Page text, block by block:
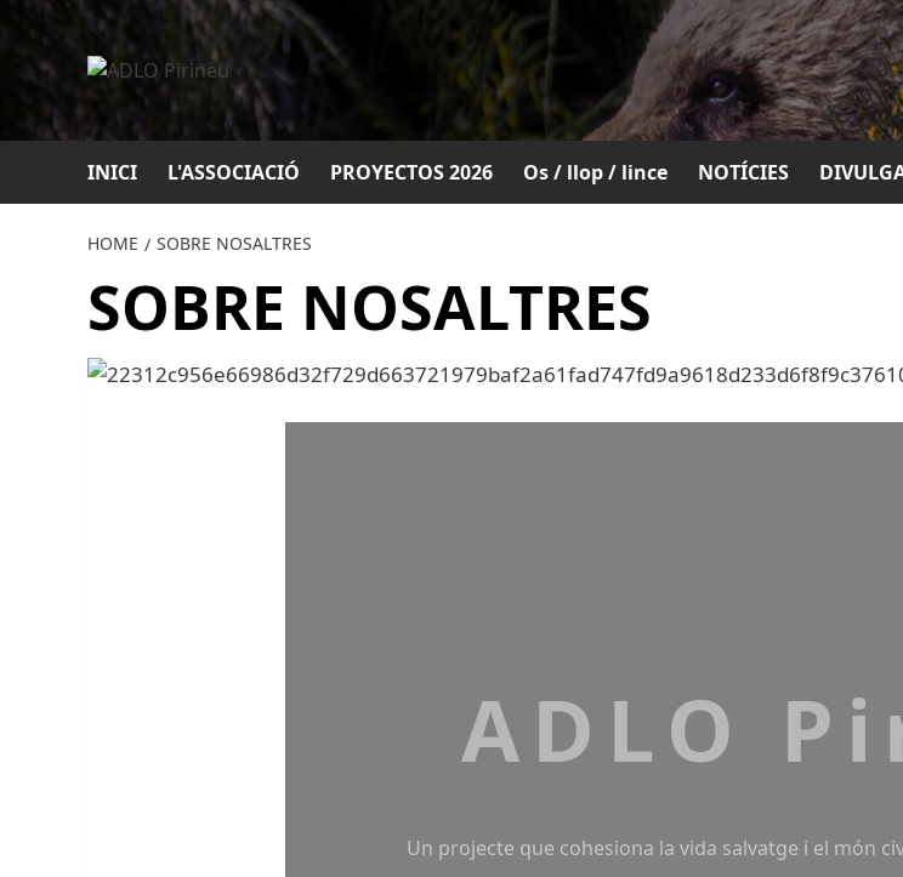
Saltar
contingut
INICI L'ASSOCIACIÓ PROYECTOS 2026 Os / llop / lince NOTÍCIES
HOME SOBRE NOSALTRES
SOBRE NOSALTRES
ADLO
Un projecte que cohesiona la vida salvatge i el món